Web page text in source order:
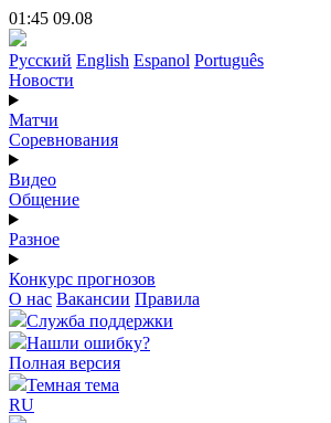
01:45 09.08
Русский English Espanol Português
Новости
Матчи
Соревнования
Видео
Общение
Разное
Конкурс прогнозов
О нас Вакансии Правила
Служба поддержки
Нашли ошибку?
Полная версия
Темная тема
RU